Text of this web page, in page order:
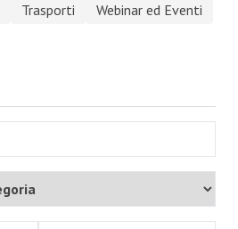
Trasporti Webinar ed Eventi